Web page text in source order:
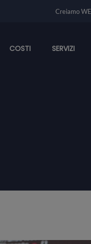
Creiamo
COSTI SERVIZI